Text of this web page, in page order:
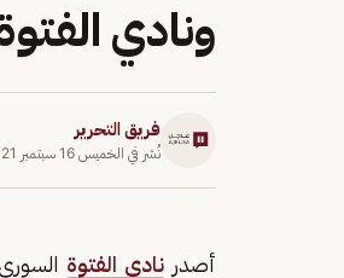
ونادي
فريق التحرير
نُشر في الخميس 16 سبتمبر 2021
أصدرنادي الفتوة